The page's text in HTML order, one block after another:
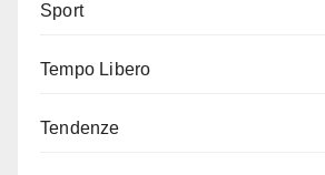
Sport
Tempo Libero
Tendenze